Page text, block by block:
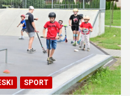
SPORT